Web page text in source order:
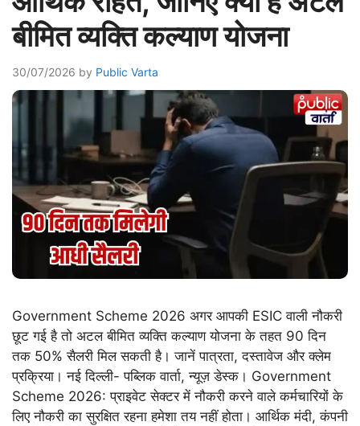
बीमित व्यक्ति कल्याण योजना
30/07/2026 by Public Varta
Government Scheme 2026 अगर आपकी ESIC वाली नौकरी
छूट गई है तो अटल बीमित व्यक्ति कल्याण योजना के तहत 90 दिन
तक 50% सैलरी मिल सकती है। जानें पात्रता, दस्तावेज और क्लेम
प्रक्रिया। नई दिल्ली- पब्लिक वार्ता, न्यूज़ डेस्क। Government
Scheme 2026: प्राइवेट सेक्टर में नौकरी करने वाले कर्मचारियों के
लिए नौकरी का सुरक्षित रहना हमेशा तय नहीं होता। आर्थिक मंदी, कंपनी